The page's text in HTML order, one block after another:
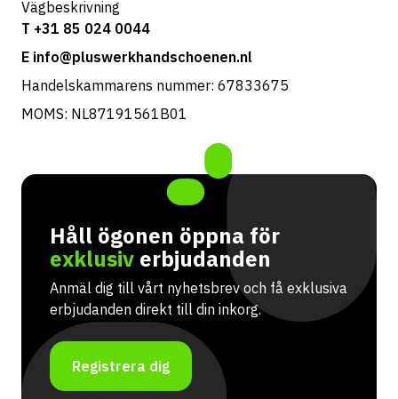
Vägbeskrivning
T +31 85 024 0044
E info@pluswerkhandschoenen.nl
Handelskammarens nummer: 67833675
MOMS: NL87191561B01
Håll ögonen öppna för
exklusiv erbjudanden
Anmäl dig till vårt nyhetsbrev och få exklusiva
erbjudanden direkt till din inkorg.
Registrera dig